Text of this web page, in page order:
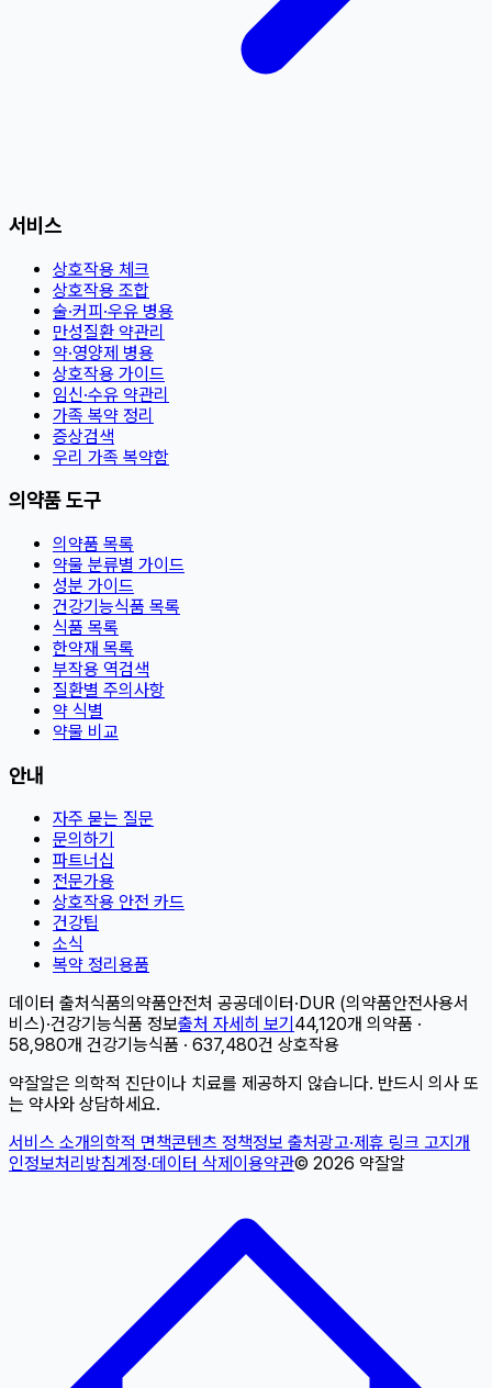
서비스
상호작용 체크
상호작용 조합
술·커피·우유 병용
만성질환 약관리
약·영양제 병용
상호작용 가이드
임신·수유 약관리
가족 복약 정리
증상검색
우리 가족 복약함
의약품 도구
의약품 목록
약물 분류별 가이드
성분 가이드
건강기능식품 목록
식품 목록
한약재 목록
부작용 역검색
질환별 주의사항
약 식별
약물 비교
안내
자주 묻는 질문
문의하기
파트너십
전문가용
상호작용 안전 카드
건강팁
소식
복약 정리용품
데이터 출처 식품의약품안전처 공공데이터 · DUR (의약품안전사용서
비스)·건강기능식품 정보출처 자세히 보기 44,120개 의약품 ·
58,980개 건강기능식품 · 637,480건 상호작용
약잘알은 의학적 진단이나 치료를 제공하지 않습니다. 반드시 의사 또
는 약사와 상담하세요.
서비스 소개의학적 면책콘텐츠 정책정보 출처광고·제휴 링크 고지 개
인정보처리방침계정·데이터 삭제 이용약관© 2026 약잘알